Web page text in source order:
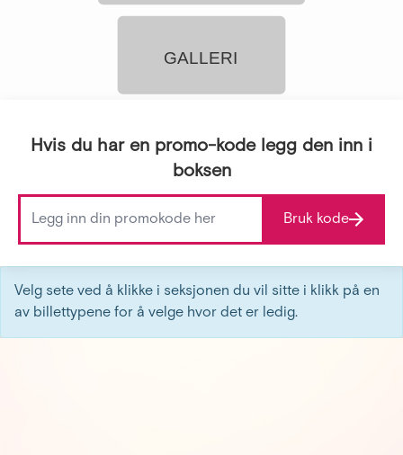
GALLERI
Hvis du har en promo-kode legg den inn i
boksen
Bruk kode
Velg sete ved å klikke i seksjonen du vil sitte i klikk på en
av billettypene for å velge hvor det er ledig.